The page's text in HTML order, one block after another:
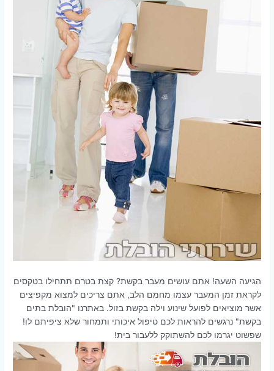
הגיעה השעה! אתם עושים מעבר בקשת? קצת בטרם תתחילו בטקסים
לקראת זמן המעבר עצמו מחמם הלב, אתם צריכים למצוא מקפיצים
אשר מוציאים לפועל שינוע וילה בקשת בזול. באתרנו "הובלת בתים
בקשת" נרגשים להראות לכם טיפול איכותי ותמחור שלא ציפיתם לו!
שפשוט יגרמו לכם להשתוקק ללעבור בית!